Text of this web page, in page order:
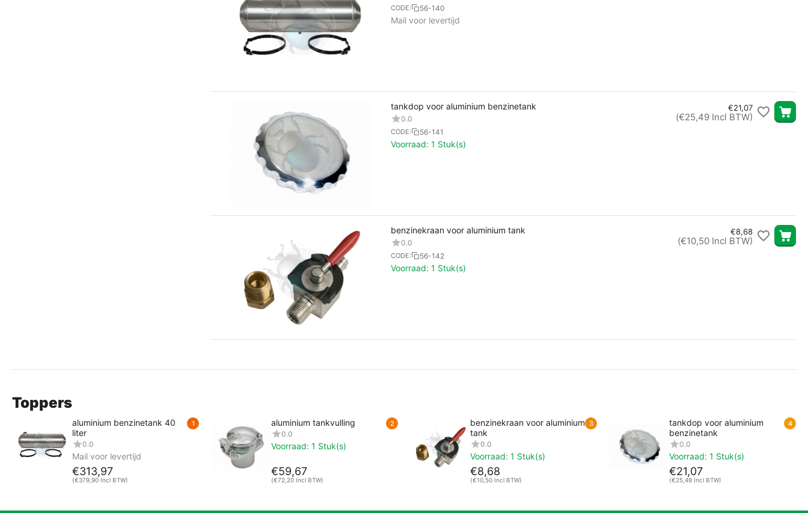
CODE: 56-140
Mail voor levertijd
tankdop voor aluminium benzinetank
0.0
CODE: 56-141
Voorraad: 1 Stuk(s)
€21,07
(€25,49 Incl BTW)
benzinekraan voor aluminium tank
0.0
CODE: 56-142
Voorraad: 1 Stuk(s)
€8,68
(€10,50 Incl BTW)
Toppers
1
aluminium benzinetank 40
liter
0.0
Mail voor levertijd
€313,97
(€379,90 Incl BTW)
2
aluminium tankvulling
0.0
Voorraad: 1 Stuk(s)
€59,67
(€72,20 Incl BTW)
3
benzinekraan voor aluminium
tank
0.0
Voorraad: 1 Stuk(s)
€8,68
(€10,50 Incl BTW)
4
tankdop voor aluminium
benzinetank
0.0
Voorraad: 1 Stuk(s)
€21,07
(€25,49 Incl BTW)